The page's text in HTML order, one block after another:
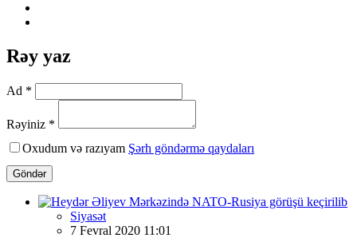
Rəy yaz
Ad *
Rəyiniz *
Oxudum və razıyam Şərh göndərmə qaydaları
Göndər
Siyasət
7 Fevral 2020 11:01